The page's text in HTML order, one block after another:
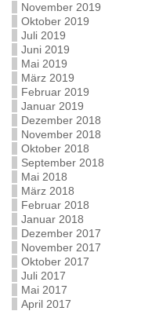
November 2019
Oktober 2019
Juli 2019
Juni 2019
Mai 2019
März 2019
Februar 2019
Januar 2019
Dezember 2018
November 2018
Oktober 2018
September 2018
Mai 2018
März 2018
Februar 2018
Januar 2018
Dezember 2017
November 2017
Oktober 2017
Juli 2017
Mai 2017
April 2017